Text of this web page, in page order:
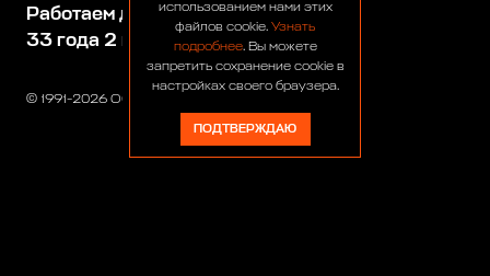
© 1991-2026 ООО «Сервис 4х4»
Работаем для вас:
33 года 2 месяца 25 дней
использованием нами этих
файлов cookie. Узнать
подробнее. Вы можете
запретить сохранение cookie в
настройках своего браузера.
ПОДТВЕРЖДАЮ